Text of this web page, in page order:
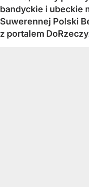
bandyckie i ubeckie
Suwerennej Polski
z portalem